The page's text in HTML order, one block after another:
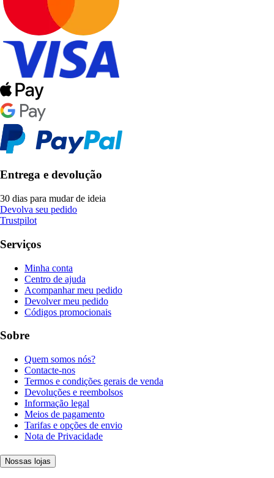
Entrega e devolução
30 dias para mudar de ideia
Devolva seu pedido
Trustpilot
Serviços
Minha conta
Centro de ajuda
Acompanhar meu pedido
Devolver meu pedido
Códigos promocionais
Sobre
Quem somos nós?
Contacte-nos
Termos e condições gerais de venda
Devoluções e reembolsos
Informação legal
Meios de pagamento
Tarifas e opções de envio
Nota de Privacidade
Nossas lojas